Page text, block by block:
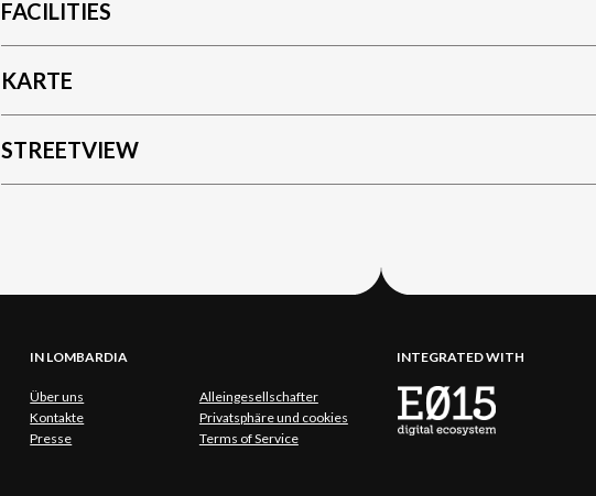
FACILITIES
KARTE
STREETVIEW
IN LOMBARDIA
Über uns
Alleingesellschafter
Kontakte
Privatsphäre und cookies
Presse
Terms of Service
INTEGRATED WITH